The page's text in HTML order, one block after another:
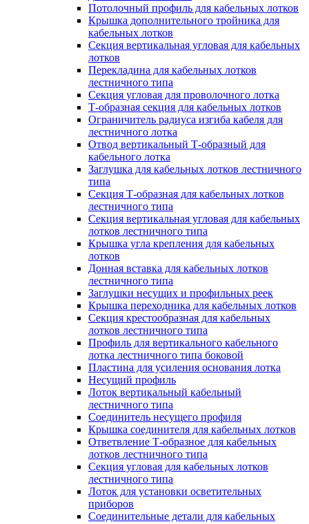
Потолочный профиль для кабельных лотков
Крышка дополнительного тройника для
кабельных лотков
Секция вертикальная угловая для кабельных
лотков
Перекладина для кабельных лотков
лестничного типа
Секция угловая для проволочного лотка
Т-образная секция для кабельных лотков
Ограничитель радиуса изгиба кабеля для
лестничного лотка
Отвод вертикальный Т-образный для
кабельного лотка
Заглушка для кабельных лотков лестничного
типа
Секция Т-образная для кабельных лотков
лестничного типа
Секция вертикальная угловая для кабельных
лотков лестничного типа
Крышка угла крепления для кабельных
лотков
Донная вставка для кабельных лотков
лестничного типа
Заглушки несущих и профильных реек
Крышка переходника для кабельных лотков
Секция крестообразная для кабельных
лотков лестничного типа
Профиль для вертикального кабельного
лотка лестничного типа боковой
Пластина для усиления основания лотка
Несущий профиль
Лоток вертикальный кабельный
лестничного типа
Соединитель несущего профиля
Крышка соединителя для кабельных лотков
Ответвление Т-образное для кабельных
лотков лестничного типа
Секция угловая для кабельных лотков
лестничного типа
Лоток для установки осветительных
приборов
Соединительные детали для кабельных